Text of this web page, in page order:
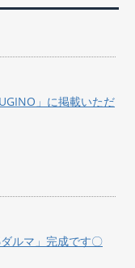
」に掲載いただ
ルマ」完成です〇